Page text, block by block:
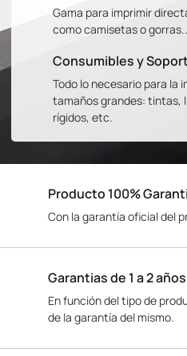
Gama para imprimir
como camisetas o gorras..
Consumibles y
Todo lo necesario para la
tamaños grandes: tintas,
rígidos, etc.
Producto 100%
Con la garantía oficial del
Garantias de 1 a 2 años
En función del tipo de
de la garantía del mismo.